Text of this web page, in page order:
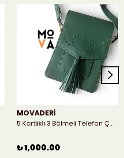
MOVADERİ
5 Kartlıklı 3 Bölmeli Telefon Çantası
₺ 1,000.00